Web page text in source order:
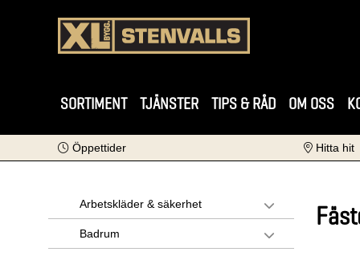
SORTIMENT TJÄNSTER TIPS & RÅD OM OSS
Öppettider Hitta hit
Arbetskläder & säkerhet
Badrum